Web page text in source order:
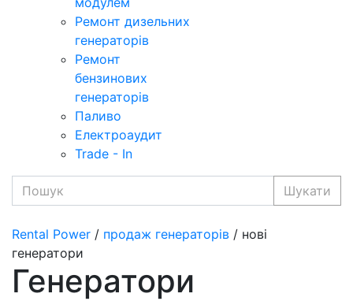
Ремонт дизельних
генераторів
Ремонт
бензинових
генераторів
Паливо
Електроаудит
Trade - In
Шукати
Rental Power / продаж генераторів / нові
генератори
Генератори